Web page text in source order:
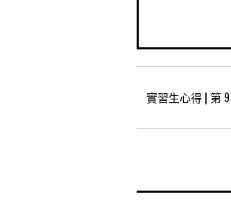
實習生心得 | 第